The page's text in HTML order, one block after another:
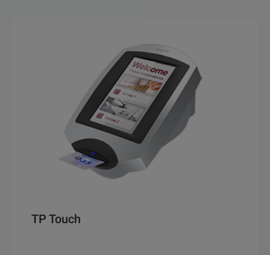
TP Touch